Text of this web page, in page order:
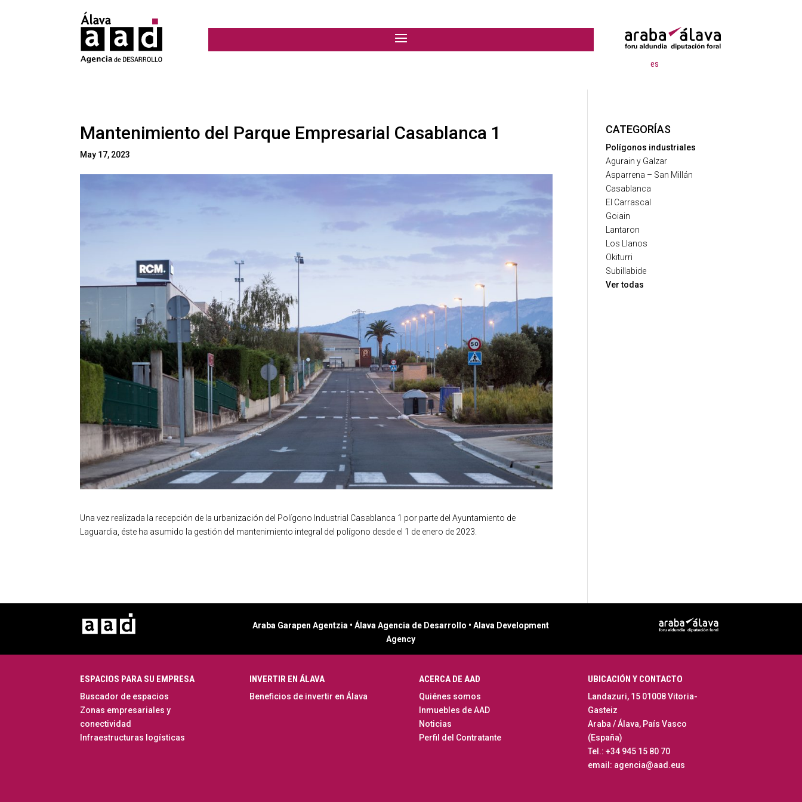
es
Mantenimiento del Parque Empresarial Casablanca 1
May 17, 2023
Una vez realizada la recepción de la urbanización del Polígono Industrial Casablanca 1 por parte del Ayuntamiento de
Laguardia, éste ha asumido la gestión del mantenimiento integral del polígono desde el 1 de enero de 2023.
CATEGORÍAS
Polígonos industriales
Agurain y Galzar
Asparrena – San Millán
Casablanca
El Carrascal
Goiain
Lantaron
Los Llanos
Okiturri
Subillabide
Ver todas
Araba Garapen Agentzia • Álava Agencia de Desarrollo • Alava Development
Agency
ESPACIOS PARA SU EMPRESA
Buscador de espacios
Zonas empresariales y
conectividad
Infraestructuras logísticas
INVERTIR EN ÁLAVA
Beneficios de invertir en Álava
ACERCA DE AAD
Quiénes somos
Inmuebles de AAD
Noticias
Perfil del Contratante
UBICACIÓN Y CONTACTO
Landazuri, 15 01008 Vitoria-
Gasteiz
Araba / Álava, País Vasco
(España)
Tel.: +34 945 15 80 70
email: agencia@aad.eus